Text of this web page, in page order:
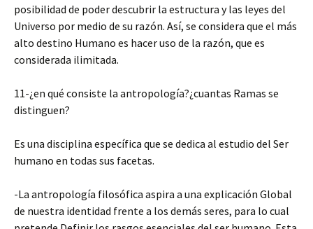
posibilidad de poder descubrir la estructura y las leyes del
Universo por medio de su razón. Así, se considera que el más
alto destino Humano es hacer uso de la razón, que es
considerada ilimitada.
11-¿en qué consiste la antropología?¿cuantas Ramas se
distinguen?
Es una disciplina específica que se dedica al estudio del Ser
humano en todas sus facetas.
-La antropología filosófica aspira a una explicación Global
de nuestra identidad frente a los demás seres, para lo cual